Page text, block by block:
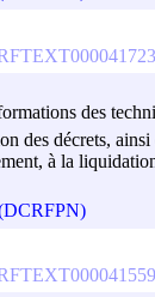
des
des décrets,
à la